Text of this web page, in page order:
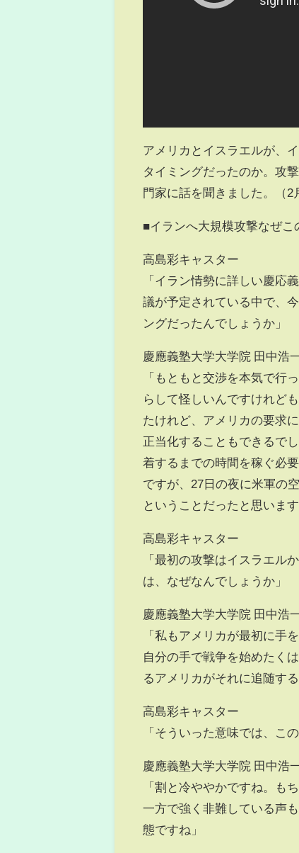
アメリカとイスラエルが、
タイミングだったのか。攻
門家に話を聞きました。（2
■イランへ大規模攻撃なぜこ
高島彩キャスター
「イラン情勢に詳しい慶応
議が予定されている中で、
ングだったんでしょうか」
慶應義塾大学大学院 田中浩
「もともと交渉を本気で行
らして怪しいんですけれど
たけれど、アメリカの要求
正当化することもできるで
着するまでの時間を稼ぐ必
ですが、27日の夜に米軍の
ということだったと思います
高島彩キャスター
「最初の攻撃はイスラエル
は、なぜなんでしょうか」
慶應義塾大学大学院 田中浩
「私もアメリカが最初に手
自分の手で戦争を始めたく
るアメリカがそれに追随す
高島彩キャスター
「そういった意味では、こ
慶應義塾大学大学院 田中浩
「割と冷ややかですね。も
一方で強く非難している声
態ですね」